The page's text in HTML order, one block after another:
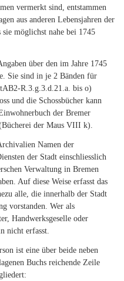
vermerkt sind, entstammen
aus anderen Lebensjahren der
sie möglichst nahe bei 1745
über den im Jahre 1745
Sie sind in je 2 Bänden für
R.3.g.3.d.21.a. bis o)
und die Schossbücher kann
der Bremer
der Maus VIII k).
Namen der
der Stadt einschliesslich
Verwaltung in Bremen
Auf diese Weise erfasst das
alle, die innerhalb der Stadt
vorstanden. Wer als
Handwerksgeselle oder
nicht erfasst.
ist eine über beide neben
Buchs reichende Zeile